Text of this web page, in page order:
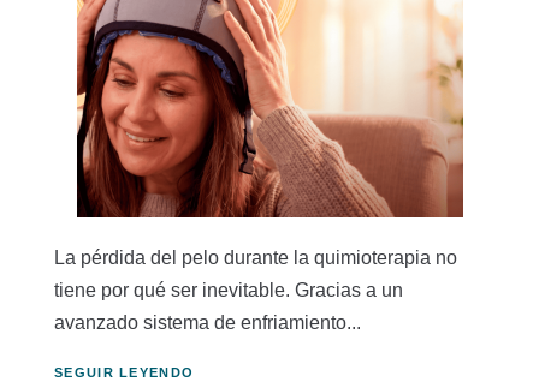
La pérdida del pelo durante la quimioterapia no
tiene por qué ser inevitable. Gracias a un
avanzado sistema de enfriamiento...
SEGUIR LEYENDO